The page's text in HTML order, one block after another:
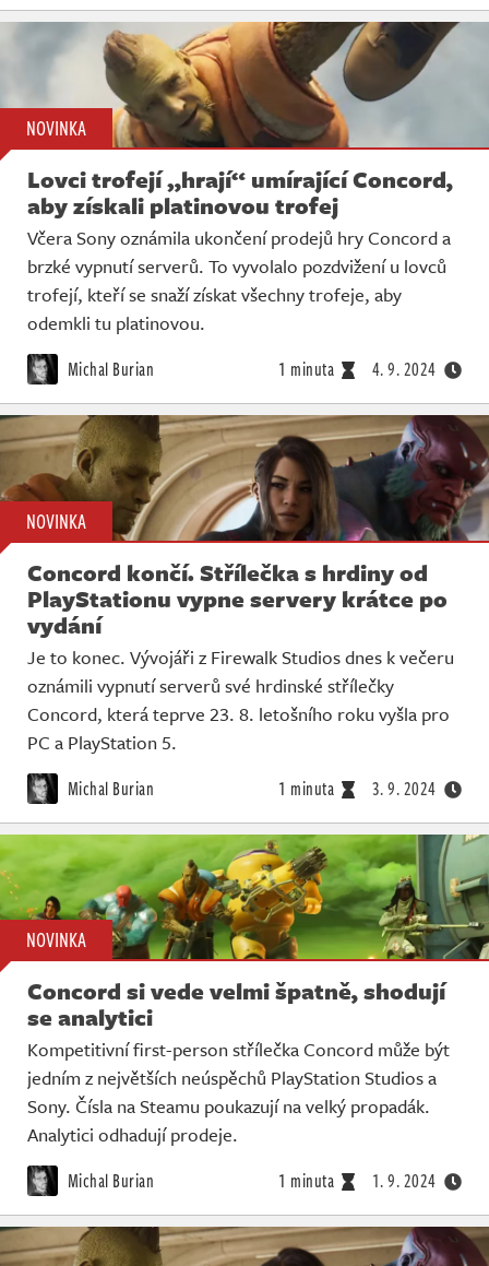
NOVINKA
Lovci trofejí „hrají“ umírající Concord,
aby získali platinovou trofej
Včera Sony oznámila ukončení prodejů hry Concord a
brzké vypnutí serverů. To vyvolalo pozdvižení u lovců
trofejí, kteří se snaží získat všechny trofeje, aby
odemkli tu platinovou.
Michal Burian 1 minuta 4. 9. 2024
NOVINKA
Concord končí. Střílečka s hrdiny od
PlayStationu vypne servery krátce po
vydání
Je to konec. Vývojáři z Firewalk Studios dnes k večeru
oznámili vypnutí serverů své hrdinské střílečky
Concord, která teprve 23. 8. letošního roku vyšla pro
PC a PlayStation 5.
Michal Burian 1 minuta 3. 9. 2024
NOVINKA
Concord si vede velmi špatně, shodují
se analytici
Kompetitivní first-person střílečka Concord může být
jedním z největších neúspěchů PlayStation Studios a
Sony. Čísla na Steamu poukazují na velký propadák.
Analytici odhadují prodeje.
Michal Burian 1 minuta 1. 9. 2024